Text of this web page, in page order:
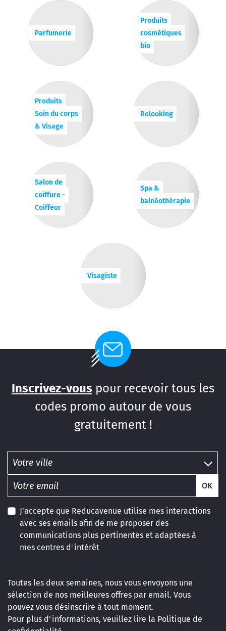
Parfumerie
Produits
cosmétiques
bio
Produits
Soin du corps
& Visage
Relooking
Salon de
coiffure -
Coiffeur
Spa &
balnéothérapie
Visagiste
Inscrivez-vous pour recevoir tous les
codes promo autour de vous
gratuitement !
OK
J'accepte que Reducavenue utilise mes interactions
avec ses emails afin de me proposer des
communications plus pertinentes et adaptées à
mes centres d'intérêt
Toutes les deux semaines, nous vous envoyons une
sélection de nos meilleures offres par email. Vous
pouvez vous désinscrire à tout moment.
Pour plus d'informations, veuillez lire la Politique de